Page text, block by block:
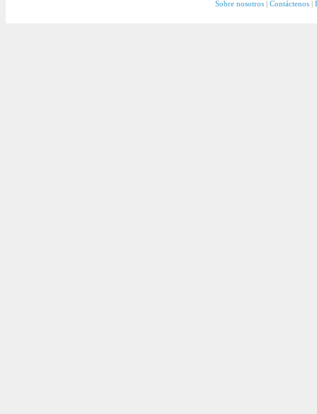
Sobre nosotros| Contáctenos|